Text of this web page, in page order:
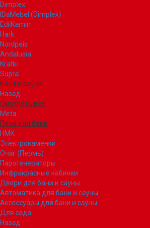
Dimplex
IDaMebel (Dimplex)
EdilKamin
Hark
Nordpeis
Andalusia
Kratki
Supra
Баня и сауна
Назад
Смотреть все
Meta
Печи для бани
НМК
Электрокаменки
Очаг (Пермь)
Парогенераторы
Инфракрасные кабинки
Двери для бани и сауны
Автоматика для бани и сауны
Аксессуары для бани и сауны
Для сада
Назад